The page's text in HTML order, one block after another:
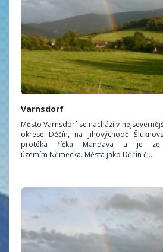
Varnsdorf
Město Varnsdorf se nachází v
okrese Děčín, na jihovýchodě
protéká říčka Mandava a je
územím Německa. Města jako Děčín či...